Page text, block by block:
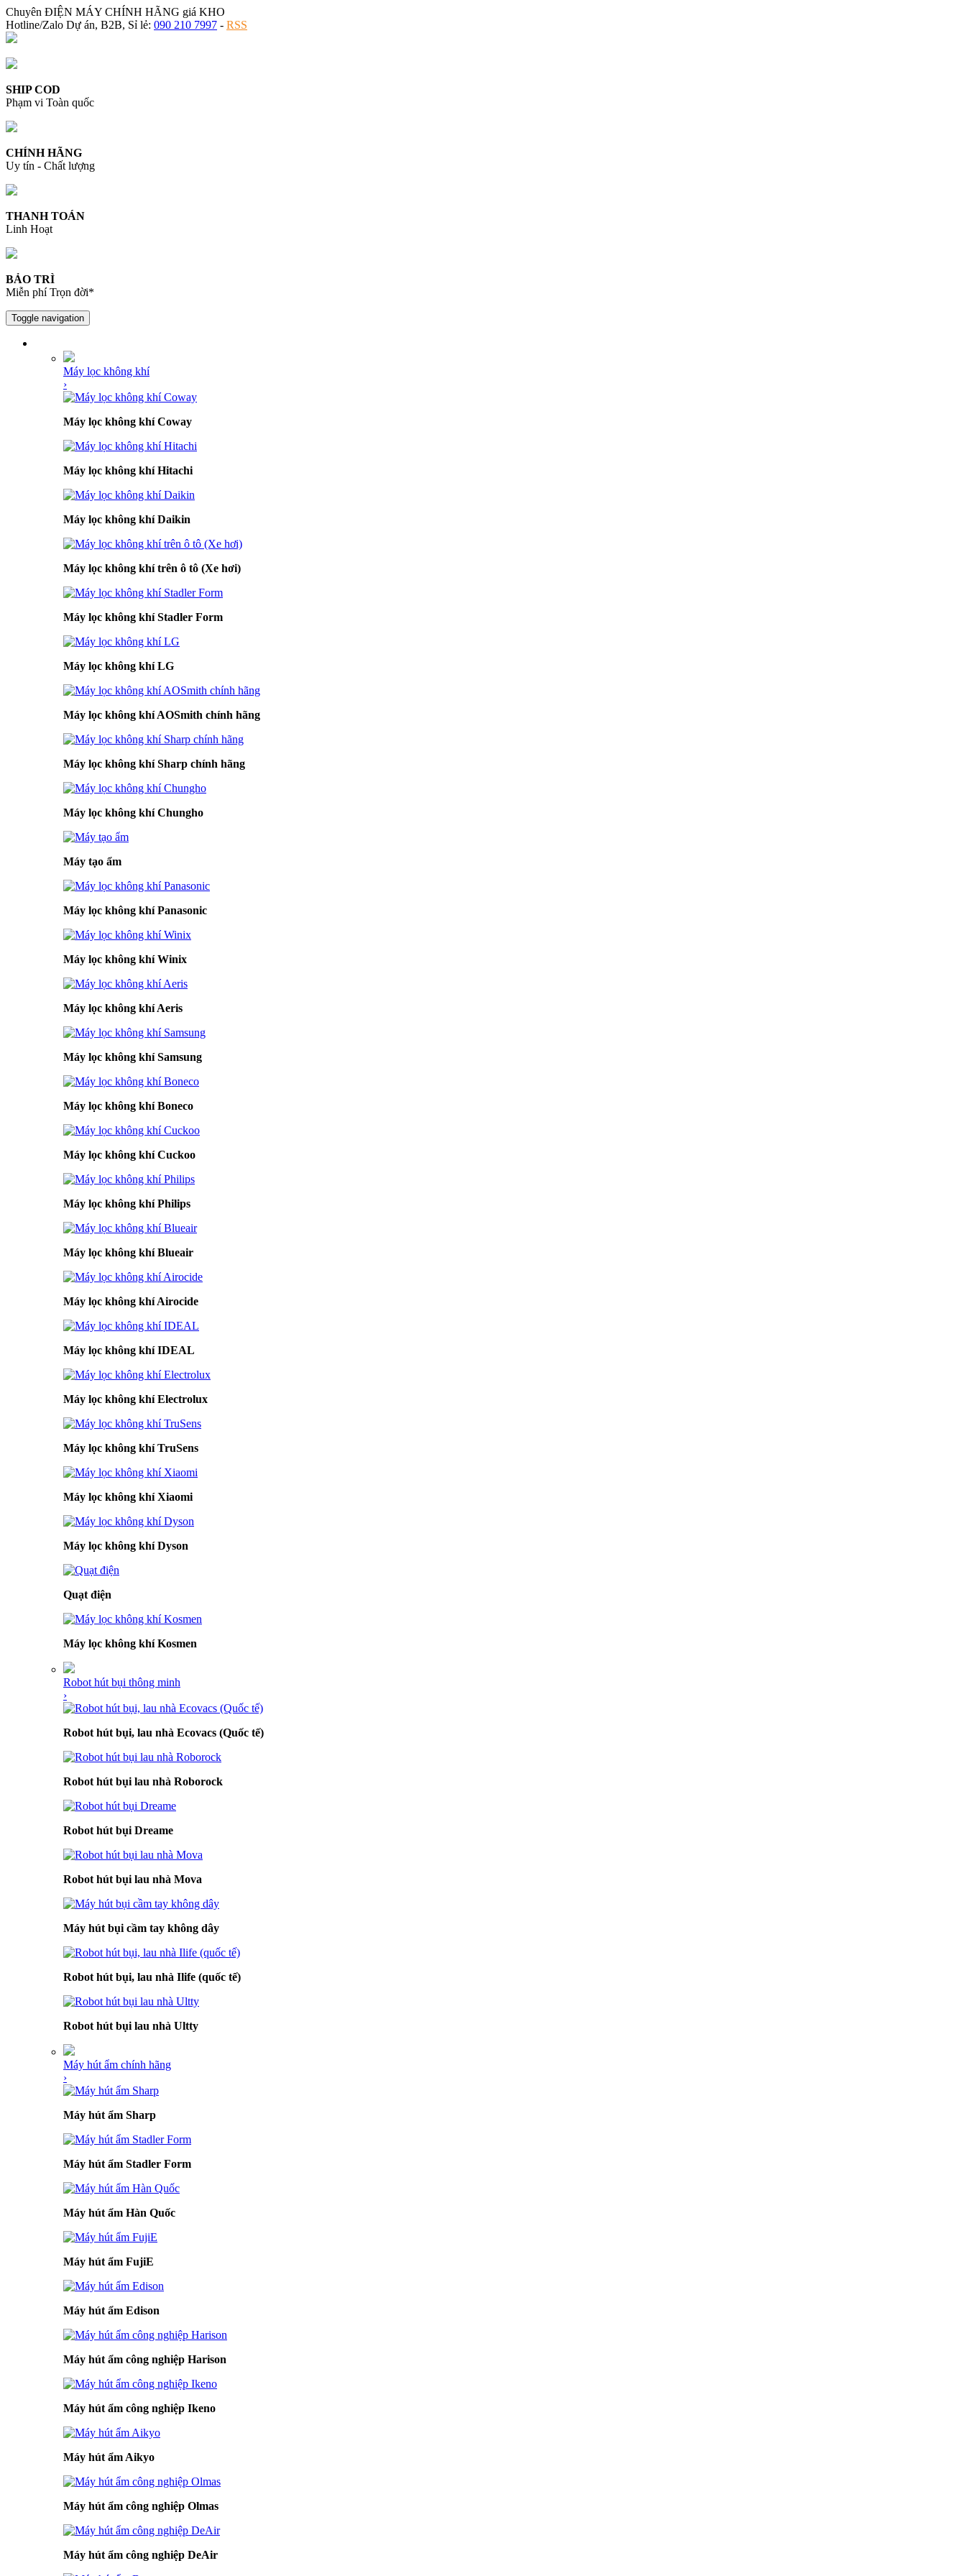
Chuyên ĐIỆN MÁY CHÍNH HÃNG giá KHO
Hotline/Zalo Dự án, B2B, Sỉ lẻ: 090 210 7997 - RSS
SHIP COD
Phạm vi Toàn quốc
CHÍNH HÃNG
Uy tín - Chất lượng
THANH TOÁN
Linh Hoạt
BẢO TRÌ
Miễn phí Trọn đời*
Toggle navigation
Máy lọc không khí
›
Máy lọc không khí Coway
Máy lọc không khí Hitachi
Máy lọc không khí Daikin
Máy lọc không khí trên ô tô (Xe hơi)
Máy lọc không khí Stadler Form
Máy lọc không khí LG
Máy lọc không khí AOSmith chính hãng
Máy lọc không khí Sharp chính hãng
Máy lọc không khí Chungho
Máy tạo ẩm
Máy lọc không khí Panasonic
Máy lọc không khí Winix
Máy lọc không khí Aeris
Máy lọc không khí Samsung
Máy lọc không khí Boneco
Máy lọc không khí Cuckoo
Máy lọc không khí Philips
Máy lọc không khí Blueair
Máy lọc không khí Airocide
Máy lọc không khí IDEAL
Máy lọc không khí Electrolux
Máy lọc không khí TruSens
Máy lọc không khí Xiaomi
Máy lọc không khí Dyson
Quạt điện
Máy lọc không khí Kosmen
Robot hút bụi thông minh
›
Robot hút bụi, lau nhà Ecovacs (Quốc tế)
Robot hút bụi lau nhà Roborock
Robot hút bụi Dreame
Robot hút bụi lau nhà Mova
Máy hút bụi cầm tay không dây
Robot hút bụi, lau nhà Ilife (quốc tế)
Robot hút bụi lau nhà Ultty
Máy hút ẩm chính hãng
›
Máy hút ẩm Sharp
Máy hút ẩm Stadler Form
Máy hút ẩm Hàn Quốc
Máy hút ẩm FujiE
Máy hút ẩm Edison
Máy hút ẩm công nghiệp Harison
Máy hút ẩm công nghiệp Ikeno
Máy hút ẩm Aikyo
Máy hút ẩm công nghiệp Olmas
Máy hút ẩm công nghiệp DeAir